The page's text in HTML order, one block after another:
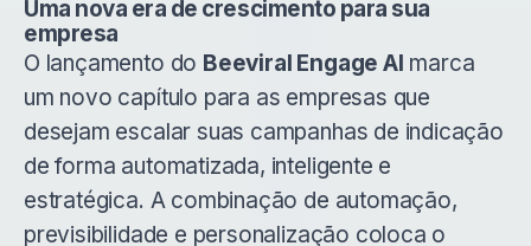
Uma nova era de crescimento para sua
empresa
O lançamento do Beeviral Engage AI marca
um novo capítulo para as empresas que
desejam escalar suas campanhas de indicação
de forma automatizada, inteligente e
estratégica. A combinação de automação,
previsibilidade e personalização coloca o